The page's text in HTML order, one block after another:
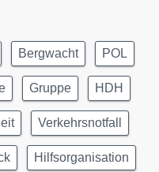
Bergwacht POL
Gruppe HDH
Verkehrsnotfall
Hilfsorganisation